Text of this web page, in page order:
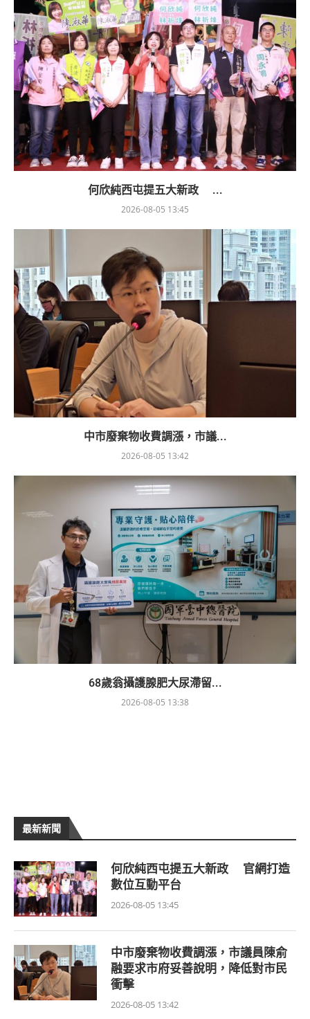
何欣純西屯提五大新政 ...
2026-08-05 13:45
中市廢棄物收費調漲，市議...
2026-08-05 13:42
68歲翁攝護腺肥大尿滯留...
2026-08-05 13:38
最新新聞
何欣純西屯提五大新政 官網打造
數位互動平台
2026-08-05 13:45
中市廢棄物收費調漲，市議員陳俞
融要求市府妥善說明，降低對市民
衝擊
2026-08-05 13:42